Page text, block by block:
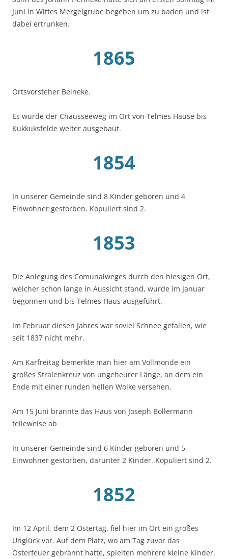
Juni in Wittes Mergelgrube begeben um zu baden und ist
dabei ertrunken.
1865
Ortsvorsteher Beineke.
Es wurde der Chausseeweg im Ort von Telmes Hause bis
Kukkuksfelde weiter ausgebaut.
1854
In unserer Gemeinde sind 8 Kinder geboren und 4
Einwohner gestorben. Kopuliert sind 2.
1853
Die Anlegung des Comunalweges durch den hiesigen Ort,
welcher schon lange in Aussicht stand, wurde im Januar
begonnen und bis Telmes Haus ausgeführt.
Im Februar diesen Jahres war soviel Schnee gefallen, wie
seit 1837 nicht mehr.
Am Karfreitag bemerkte man hier am Vollmonde ein
großes Stralenkreuz von ungeheurer Länge, an dem ein
Ende mit einer runden hellen Wolke versehen.
Am 15 Juni brannte das Haus von Joseph Bollermann
teileweise ab
In unserer Gemeinde sind 6 Kinder geboren und 5
Einwohner gestorben, darunter 2 Kinder. Kopuliert sind 2.
1852
Im 12 April, dem 2 Ostertag, fiel hier im Ort ein großes
Unglück vor. Auf dem Platz, wo am Tag zuvor das
Osterfeuer gebrannt hatte, spielten mehrere kleine Kinder.